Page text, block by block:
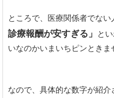
ところで、医療関係者でない
診療報酬が安すぎる」
と
いなのかいまいちピンときま
なので、具体的な数字が紹